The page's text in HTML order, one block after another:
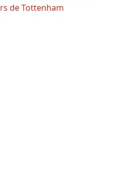
de Tottenham